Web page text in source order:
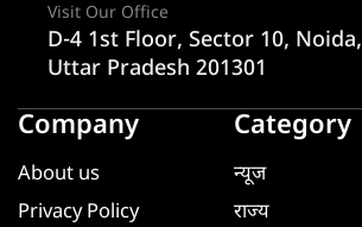
Visit Our Office
D-4 1st Floor, Sector 10, Noida,
Uttar Pradesh 201301
Company
About us
Privacy Policy
Category
न्यूज
राज्य